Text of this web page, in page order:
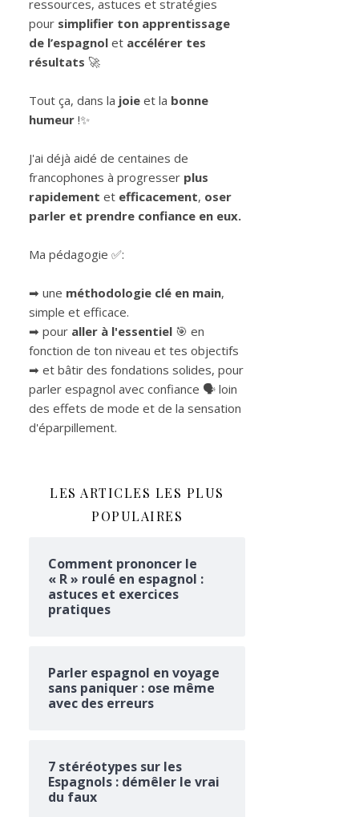
ressources, astuces et stratégies
pour simplifier ton apprentissage
de l’espagnol et accélérer tes
résultats 🚀
Tout ça, dans la joie et la bonne
humeur !✨
J'ai déjà aidé de centaines de
francophones à progresser plus
rapidement et efficacement, oser
parler et prendre confiance en eux.
Ma pédagogie ✅:
➡ une méthodologie clé en main,
simple et efficace.
➡ pour aller à l'essentiel 🎯 en
fonction de ton niveau et tes objectifs
➡ et bâtir des fondations solides, pour
parler espagnol avec confiance 🗣 loin
des effets de mode et de la sensation
d'éparpillement.
LES ARTICLES LES PLUS
POPULAIRES
Comment prononcer le
« R » roulé en espagnol :
astuces et exercices
pratiques
Parler espagnol en voyage
sans paniquer : ose même
avec des erreurs
7 stéréotypes sur les
Espagnols : démêler le vrai
du faux